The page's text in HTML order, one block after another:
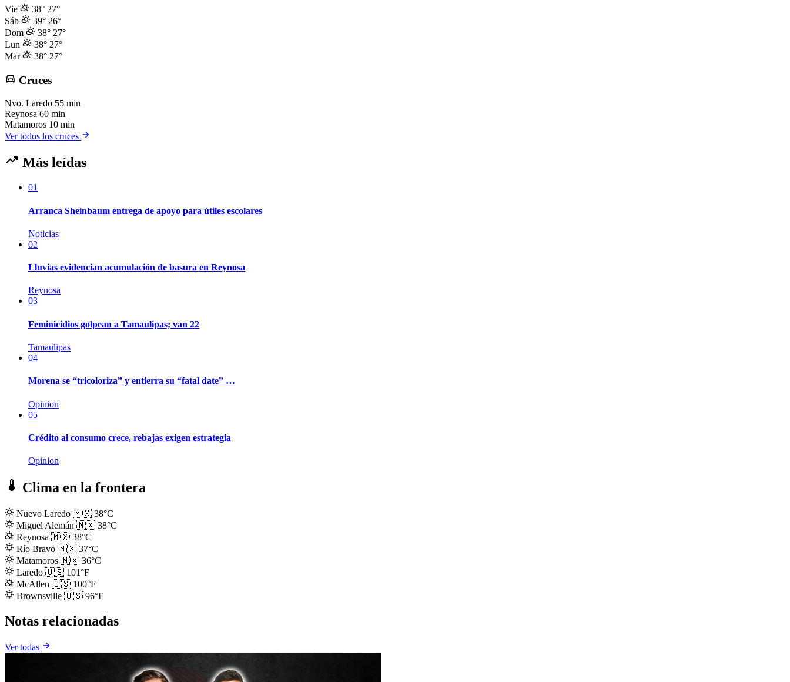
Vie 38° 27°
Sáb
39° 26°
Dom
38° 27°
Lun
38° 27°
Mar
38° 27°
Cruces
Nvo. Laredo 55 min
Reynosa 60 min
Matamoros 10 min
Ver todos los cruces
Más leídas
01
Arranca Sheinbaum entrega de apoyo para útiles escolares
Noticias
02
Lluvias evidencian acumulación de basura en Reynosa
Reynosa
03
Feminicidios golpean a Tamaulipas; van 22
Tamaulipas
04
Morena se “tricoloriza” y entierra su “fatal date” …
Opinion
05
Crédito al consumo crece, rebajas exigen estrategia
Opinion
Clima en la frontera
Nuevo Laredo 🇲🇽 38°C
Miguel Alemán 🇲🇽 38°C
Reynosa 🇲🇽 38°C
Río Bravo 🇲🇽 37°C
Matamoros 🇲🇽 36°C
Laredo 🇺🇸 101°F
McAllen 🇺🇸 100°F
Brownsville 🇺🇸 96°F
Notas relacionadas
Ver todas